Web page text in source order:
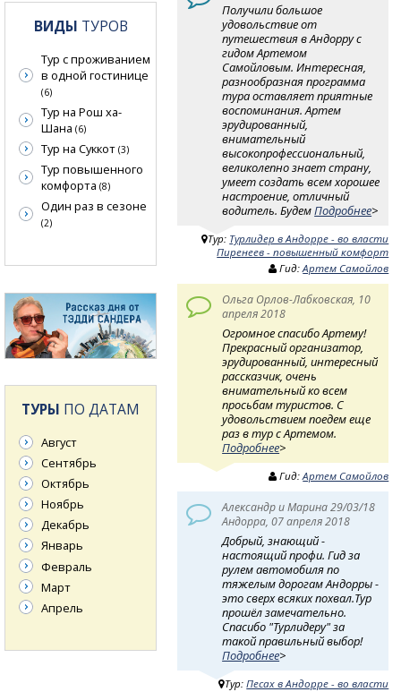
Получили большое
удовольствие от
путешествия в Андорру с
гидом Артемом
Самойловым. Интересная,
разнообразная программа
тура оставляет приятные
воспоминания. Артем
эрудированный,
внимательный
высокопрoфессиональный,
великолепно знает страну,
умеет создать всем хорошее
настроение, отличный
водитель. БудемПодробнее>
Тур: Турлидер в Андорре - во власти
Пиренеев - повышенный комфорт
Гид:Артем Самойлов
Ольга Орлов-Лабковская, 10
апреля 2018
Огромное спасибо Артему!
Прекрасный организатор,
эрудированный, интересный
рассказчик, очень
внимательный ко всем
просьбам туристов. С
удовольствием поедем еще
раз в тур с Артемом.
Подробнее>
Гид:Артем Самойлов
Александр и Марина 29/03/18
Андорра, 07 апреля 2018
Добрый, знающий -
настоящий профи. Гид за
рулем автомобиля по
тяжелым дорогам Андорры -
это сверх всяких похвал.Тур
прошёл замечательно.
Спасибо "Турлидеру" за
такой правильный выбор!
Подробнее>
Тур:Песах в Андорре - во власти
ВИДЫ ТУРОВ
Тур с проживанием
в одной гостинице
(6)
Тур на Рош ха-
Шана (6)
Тур на Суккот (3)
Тур повышенного
комфорта (8)
Один раз в сезоне
(2)
ТУРЫ ПО ДАТАМ
Август
Сентябрь
Октябрь
Ноябрь
Декабрь
Январь
Февраль
Март
Апрель